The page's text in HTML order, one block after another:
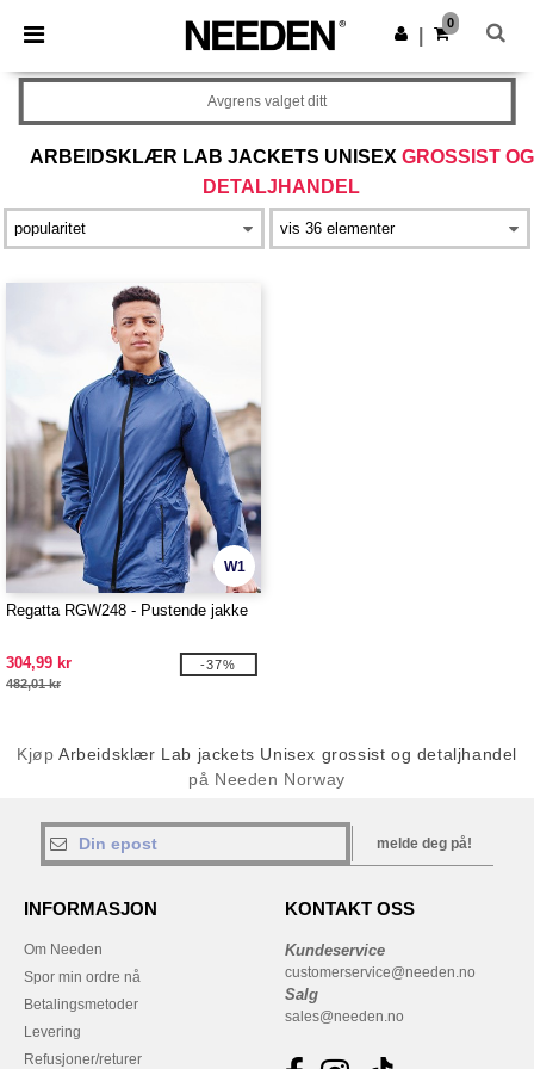
× Needen-app
Bedre priser i appen!
Last ned app
0
ARBEIDSKLÆR LAB JACKETS UNISEX GROSSIST OG
DETALJHANDEL
Avgrens valget ditt
W1
Regatta RGW248 - Pustende jakke
304,99 kr
482,01 kr
-37%
Kjøp Arbeidsklær Lab jackets Unisex grossist og detaljhandel
på Needen Norway
melde deg på!
INFORMASJON
Om Needen
Spor min ordre nå
Betalingsmetoder
Levering
Refusjoner/returer
KONTAKT OSS
Kundeservice
customerservice@needen.no
Salg
sales@needen.no